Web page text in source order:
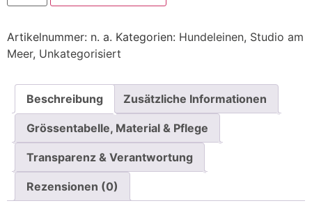
Artikelnummer: n. a. Kategorien: Hundeleinen, Studio am
Meer, Unkategorisiert
Beschreibung Zusätzliche Informationen
Grössentabelle, Material & Pflege
Transparenz & Verantwortung
Rezensionen (0)